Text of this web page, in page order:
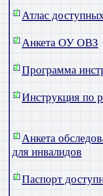
Атлас
Анкета ОУ ОВЗ
Программа
Инструкция по
Анкета
для инвалидов
Паспорт